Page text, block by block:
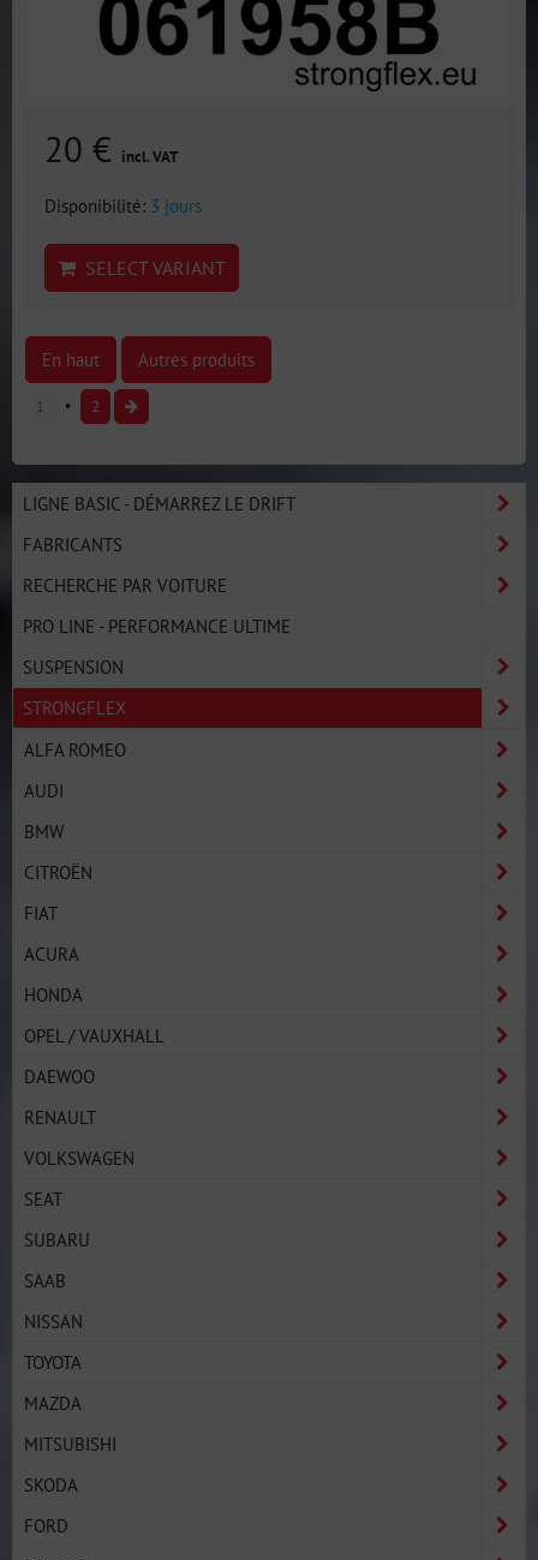
20 € incl. VAT
Disponibilité: 3 jours
SELECT VARIANT
En haut Autres produits
1 2
LIGNE BASIC - DÉMARREZ LE DRIFT
FABRICANTS
RECHERCHE PAR VOITURE
PRO LINE - PERFORMANCE ULTIME
SUSPENSION
STRONGFLEX
ALFA ROMEO
AUDI
BMW
CITROËN
FIAT
ACURA
HONDA
OPEL / VAUXHALL
DAEWOO
RENAULT
VOLKSWAGEN
SEAT
SUBARU
SAAB
NISSAN
TOYOTA
MAZDA
MITSUBISHI
SKODA
FORD